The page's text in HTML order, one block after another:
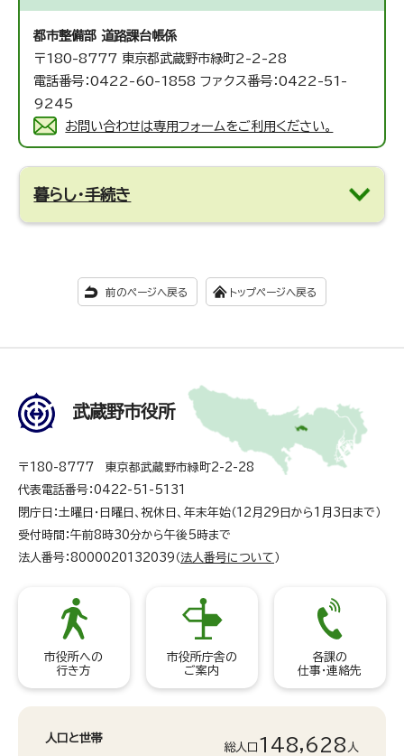
都市整備部 道路課台帳係
〒180-8777 東京都武蔵野市緑町2-2-28
電話番号：0422-60-1858 ファクス番号：0422-51-
9245
お問い合わせは専用フォームをご利用ください。
暮らし・手続き
前のページへ戻る トップページへ戻る
武蔵野市役所
〒180-8777 東京都武蔵野市緑町2-2-28
代表電話番号：0422-51-5131
閉庁日：土曜日・日曜日、祝休日、年末年始（12月29日から1月3日まで）
受付時間：午前8時30分から午後5時まで
法人番号：8000020132039（ 法人番号について ）
市役所への
行き方
市役所庁舎の
ご案内
各課の
仕事・連絡先
人口と世帯
総人口 148,628 人